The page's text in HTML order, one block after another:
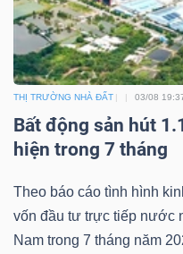
THỊ TRƯỜNG NHÀ ĐẤT 03/08
Bất động sản hút
hiện trong 7 tháng
Theo báo cáo tình hình
vốn đầu tư trực tiếp nước
Nam trong 7 tháng năm